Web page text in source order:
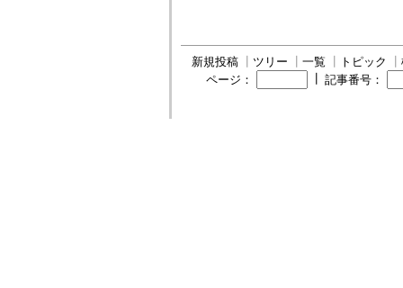
新規投稿 ツリー 一覧 トピック
ページ：
記事番号：